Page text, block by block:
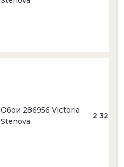
Обои 286956 Victoria
Stenova
2 320